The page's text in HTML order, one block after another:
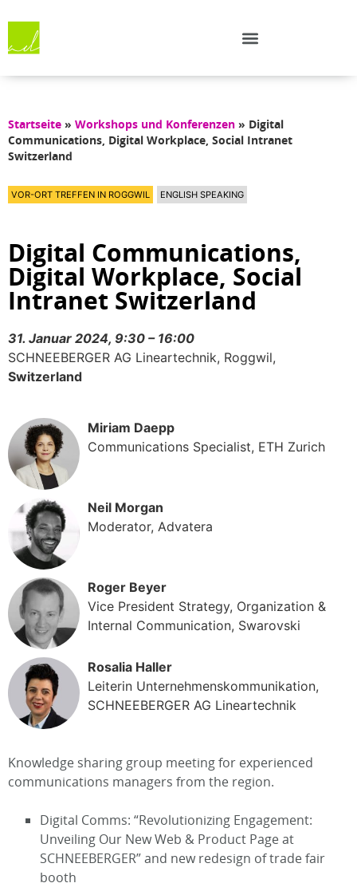
Startseite » Workshops und Konferenzen » Digital
Communications, Digital Workplace, Social Intranet
Switzerland
VOR-ORT TREFFEN IN ROGGWIL ENGLISH SPEAKING
Digital Communications,
Digital Workplace, Social
Intranet Switzerland
31. Januar 2024, 9:30 – 16:00
SCHNEEBERGER AG Lineartechnik, Roggwil,
Switzerland
Miriam Daepp
Communications Specialist, ETH Zurich
Neil Morgan
Moderator, Advatera
Roger Beyer
Vice President Strategy, Organization &
Internal Communication, Swarovski
Rosalia Haller
Leiterin Unternehmenskommunikation,
SCHNEEBERGER AG Lineartechnik
Knowledge sharing group meeting for experienced
communications managers from the region.
Digital Comms: “Revolutionizing Engagement:
Unveiling Our New Web & Product Page at
SCHNEEBERGER” and new redesign of trade fair
booth